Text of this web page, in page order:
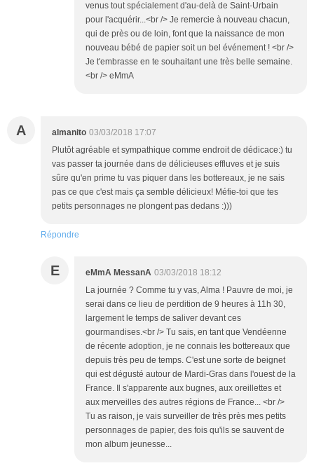
venus tout spécialement d'au-delà de Saint-Urbain
pour l'acquérir...<br /> Je remercie à nouveau chacun,
qui de près ou de loin, font que la naissance de mon
nouveau bébé de papier soit un bel événement ! <br />
Je t'embrasse en te souhaitant une très belle semaine.
<br /> eMmA
A almanito 03/03/2018 17:07
Plutôt agréable et sympathique comme endroit de dédicace:) tu
vas passer ta journée dans de délicieuses effluves et je suis
sûre qu'en prime tu vas piquer dans les bottereaux, je ne sais
pas ce que c'est mais ça semble délicieux! Méfie-toi que tes
petits personnages ne plongent pas dedans :)))
Répondre
E eMmA MessanA 03/03/2018 18:12
La journée ? Comme tu y vas, Alma ! Pauvre de moi, je
serai dans ce lieu de perdition de 9 heures à 11h 30,
largement le temps de saliver devant ces
gourmandises.<br /> Tu sais, en tant que Vendéenne
de récente adoption, je ne connais les bottereaux que
depuis très peu de temps. C'est une sorte de beignet
qui est dégusté autour de Mardi-Gras dans l'ouest de la
France. Il s'apparente aux bugnes, aux oreillettes et
aux merveilles des autres régions de France... <br />
Tu as raison, je vais surveiller de très près mes petits
personnages de papier, des fois qu'ils se sauvent de
mon album jeunesse...